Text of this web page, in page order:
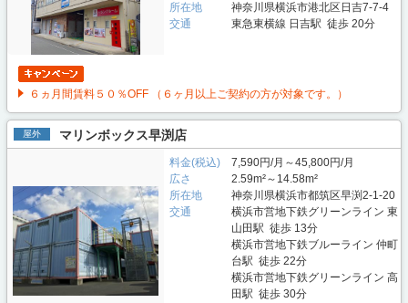
所在地
神奈川県横浜市港北区日吉7-7-4
交通
東急東横線 日吉駅 徒歩 20分
６ヵ月間賃料５０％OFF （６ヶ月以上ご契約の方が対象です。）
屋外 マリンボックス早渕店
料金(税込)
7,590円/月～45,800円/月
広さ
2.59m²～14.58m²
所在地
神奈川県横浜市都筑区早渕2-1-20
交通
横浜市営地下鉄グリーンライン 東
山田駅 徒歩 13分
横浜市営地下鉄ブルーライン 仲町
台駅 徒歩 22分
横浜市営地下鉄グリーンライン 高
田駅 徒歩 30分